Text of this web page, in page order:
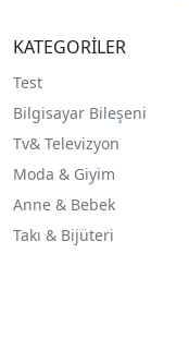
KATEGORİLER
Test
Bilgisayar Bileşeni
Tv& Televizyon
Moda & Giyim
Anne & Bebek
Takı & Bijüteri